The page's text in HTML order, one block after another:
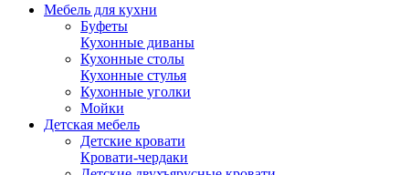
Мебель для кухни
Буфеты
Кухонные диваны
Кухонные столы
Кухонные стулья
Кухонные уголки
Мойки
Детская мебель
Детские кровати
Кровати-чердаки